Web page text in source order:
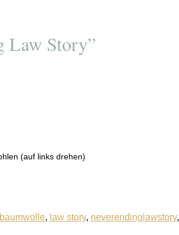
Law Story”
(auf links drehen)
baumwolle, law story, neverendinglawstory,